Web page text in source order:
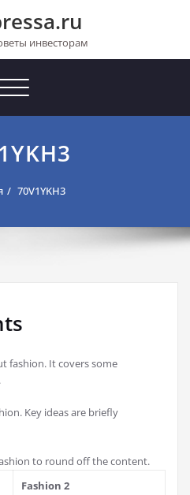
инвесторам
Toggle
70V1YKH3
fashion. It covers some
Key ideas are briefly
to round off the content.
Fashion 2